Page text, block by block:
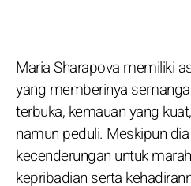
Maria Sharapova memiliki
yang memberinya
terbuka, kemauan yang
namun peduli. Meskipun
kecenderungan untuk
kepribadian serta